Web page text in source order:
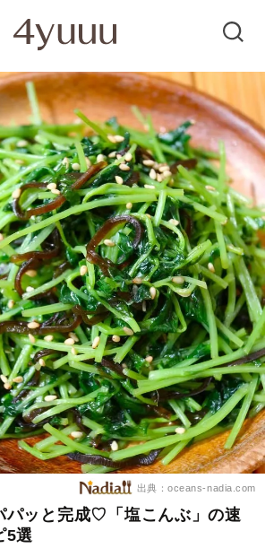
出典：oceans-nadia.com
パッと完成♡「塩こんぶ」の速
5選